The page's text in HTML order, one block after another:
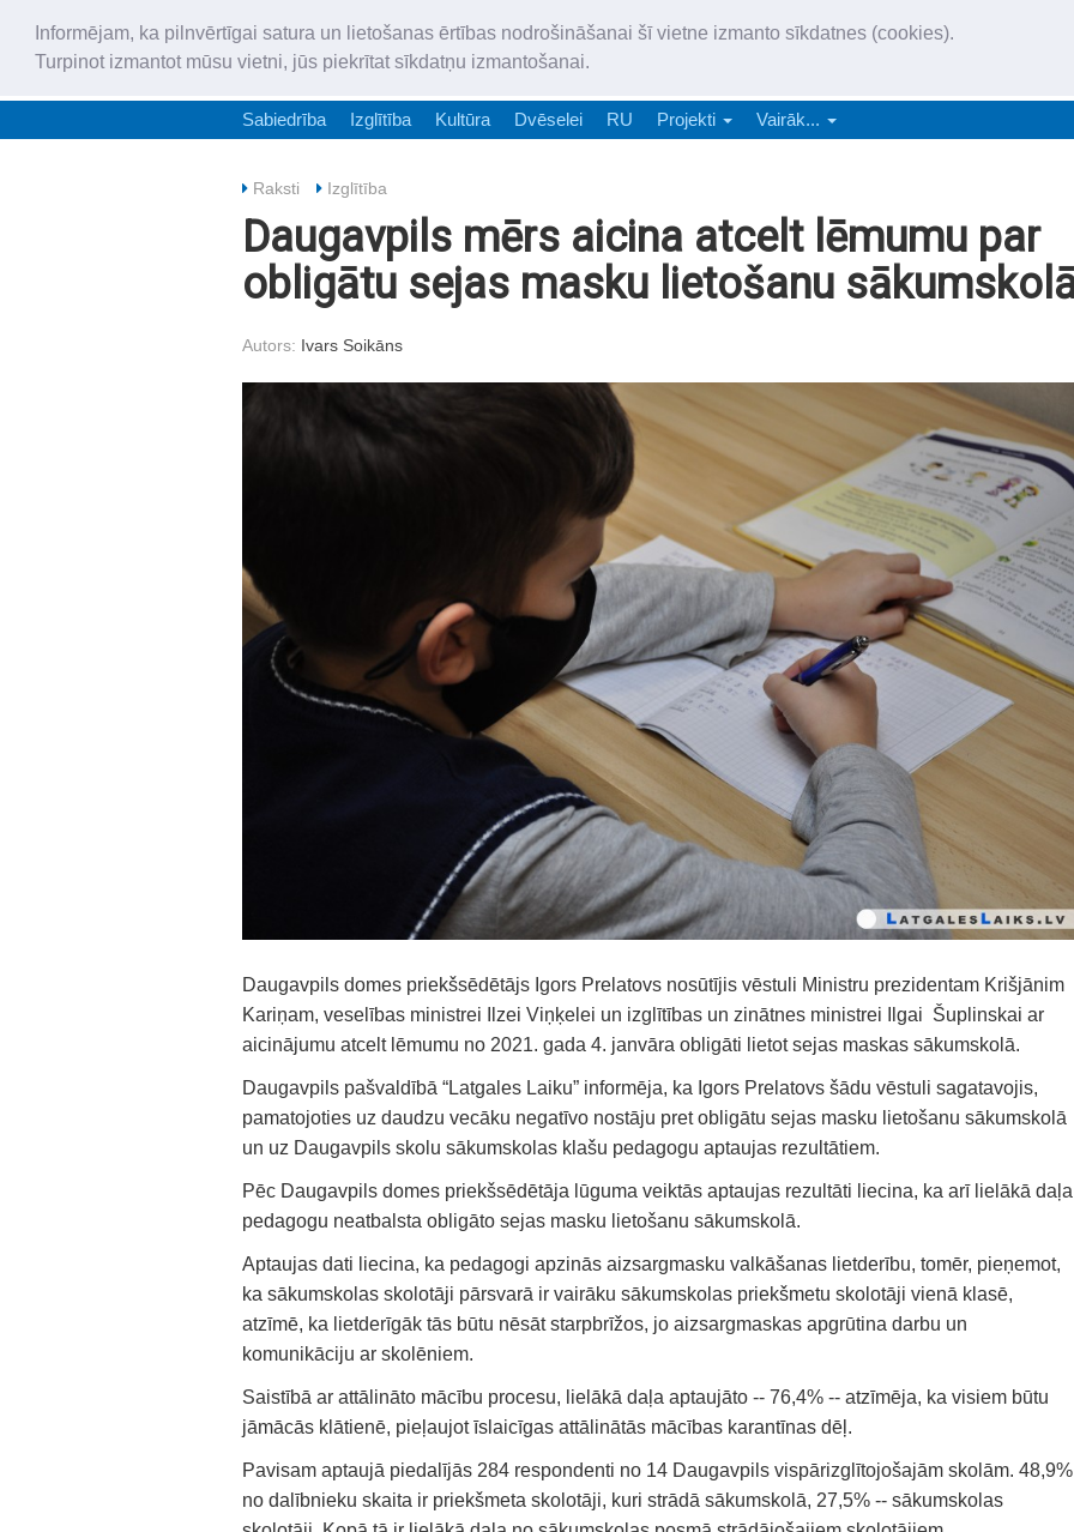
Informējam, ka pilnvērtīgai satura un lietošanas ērtības nodrošināšanai šī vietne izmanto sīkdatnes (cookies).
Turpinot izmantot mūsu vietni, jūs piekrītat sīkdatņu izmantošanai.
„Latgales Laiks” latviešu valodā aptver Daugavpils valstspilsētu,
Sabiedrība Izglītība Kultūra Dvēselei RU Projekti Vairāk...
Raksti Izglītība
Daugavpils mērs aicina atcelt lēmumu par
obligātu sejas masku lietošanu
Autors: Ivars Soikāns
Daugavpils domes priekšsēdētājs Igors Prelatovs nosūtījis vēstuli Ministru prezidentam Krišjānim
Kariņam, veselības ministrei Ilzei Viņķelei un izglītības un zinātnes ministrei Ilgai Šuplinskai ar
aicinājumu atcelt lēmumu no 2021. gada 4. janvāra obligāti lietot sejas maskas sākumskolā.
Daugavpils pašvaldībā “Latgales Laiku” informēja, ka Igors Prelatovs šādu vēstuli sagatavojis,
pamatojoties uz daudzu vecāku negatīvo nostāju pret obligātu sejas masku lietošanu sākumskolā
un uz Daugavpils skolu sākumskolas klašu pedagogu aptaujas rezultātiem.
Pēc Daugavpils domes priekšsēdētāja lūguma veiktās aptaujas rezultāti liecina, ka arī lielākā daļa
pedagogu neatbalsta obligāto sejas masku lietošanu sākumskolā.
Aptaujas dati liecina, ka pedagogi apzinās aizsargmasku valkāšanas lietderību, tomēr, pieņemot,
ka sākumskolas skolotāji pārsvarā ir vairāku sākumskolas priekšmetu skolotāji vienā klasē,
atzīmē, ka lietderīgāk tās būtu nēsāt starpbrīžos, jo aizsargmaskas apgrūtina darbu un
komunikāciju ar skolēniem.
Saistībā ar attālināto mācību procesu, lielākā daļa aptaujāto -- 76,4% -- atzīmēja, ka visiem būtu
jāmācās klātienē, pieļaujot īslaicīgas attālinātās mācības karantīnas dēļ.
Pavisam aptaujā piedalījās 284 respondenti no 14 Daugavpils vispārizglītojošajām skolām. 48,9%
no dalībnieku skaita ir priekšmeta skolotāji, kuri strādā sākumskolā, 27,5% -- sākumskolas